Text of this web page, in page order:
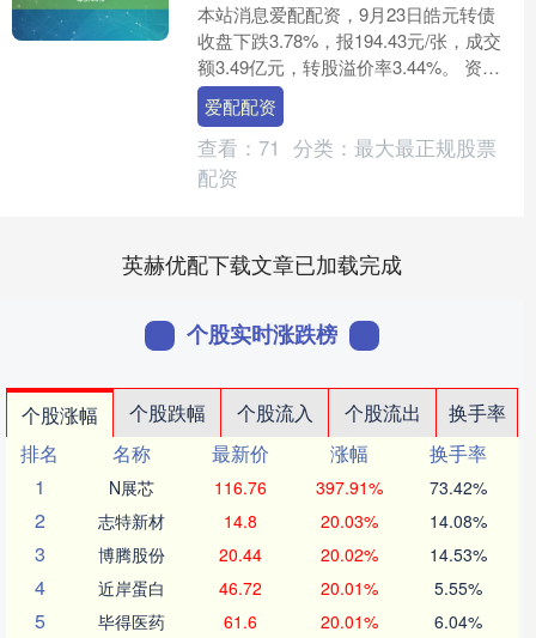
本站消息爱配配资，9月23日皓元转债
收盘下跌3.78%，报194.43元/张，成交
额3.49亿元，转股溢价率3.44%。 资料
显示，皓元转债信用级别为“AA-”....
爱配配资
查看： 71 分类： 最大最正规股票
配资
英赫优配下载文章已加载完成
个股实时涨跌榜
个股涨幅 个股跌幅 个股流入 个股流出
换手率
排名
名称 最新价 涨幅
换手率
1
N展芯 116.76 397.91% 73.42%
2 志特新材 14.8 20.03% 14.08%
3 博腾股份 20.44 20.02% 14.53%
4 近岸蛋白 46.72 20.01% 5.55%
5 毕得医药 61.6 20.01% 6.04%